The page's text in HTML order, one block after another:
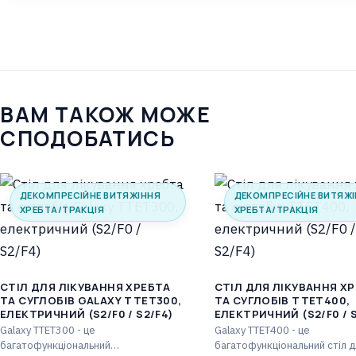
ВАМ ТАКОЖ МОЖЕ
СПОДОБАТИСЬ
ДЕКОМПРЕСІЙНЕ ВИТЯЖІННЯ
ХРЕБТА/ТРАКЦІЯ
CТІЛ ДЛЯ ЛІКУВАННЯ ХРЕБТА
ТА СУГЛОБІВ GALAXY TTET300,
ЕЛЕКТРИЧНИЙ (S2/F0 / S2/F4)
Galaxy TTET300 - це
багатофункціональний
ДЕКОМПРЕСІЙНЕ
ХРЕБТА/ТРАКЦІЯ
CТІЛ ДЛЯ ЛІКУВАННЯ
ТА СУГЛОБІВ TTET400,
ЕЛЕКТРИЧНИЙ (S2/F0 /
Galaxy TTET400 - це
багатофункціональний стіл